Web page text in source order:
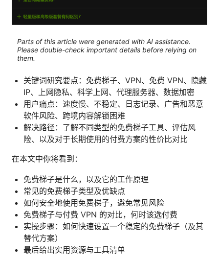
Parts of this article were generated with AI assistance.
Please double-check important details before relying on
them.
关键词研究要点：免费梯子、VPN、免费 VPN、隐藏
IP、上网隐私、科学上网、代理服务器、数据加密
用户痛点：速度慢、不稳定、日志记录、广告和恶意
软件风险、跨境内容解锁困难
解决路径：了解不同类型的免费梯子工具、评估风
险、以及对于长期使用的付费方案的性价比对比
在本文中你将看到：
免费梯子是什么，以及它的工作原理
常见的免费梯子类型及优缺点
如何安全地使用免费梯子，避免常见风险
免费梯子与付费 VPN 的对比，何时该选付费
实操步骤：如何快速设置一个稳定的免费梯子（及其
替代方案）
最后给出实用资源与工具清单